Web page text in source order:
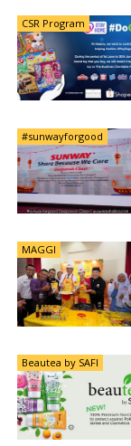
CSR Program
#sunwayforgood
MAGGI
Beautea by SAFI